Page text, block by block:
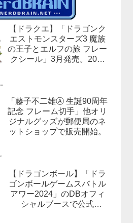
【ドラクエ】「ドラゴンク
エストモンスターズ3 魔族
の王子とエルフの旅 フレー
クシール」3月発売。20柄
「藤子不二雄Ⓐ 生誕90周年
記念 フレーム切手」他オリ
ジナルグッズが郵便局のネ
ットショップで販売開始。
【ドラゴンボール】「ドラ
ゴンボールゲームスバトル
アワー2024」のDBオフィ
シャルブースで公式